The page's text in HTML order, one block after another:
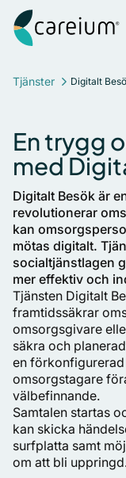
Hoppa till
Careium Sweden
Tjänster Digitalt
En trygg
med
Digitalt Besök är
revolutionerar
kan
mötas digitalt.
socialtjänstlagen
mer effektiv och
Tjänsten Digitalt
framtidssäkrar
omsorgsgivare
säkra och
en
omsorgstagare
välbefinnande.
Samtalen startas
kan skicka
surfplatta samt
om att bli